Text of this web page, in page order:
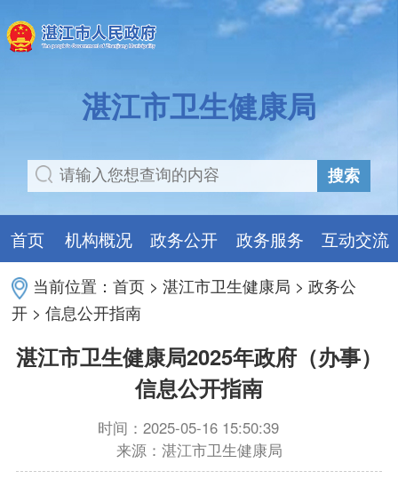
湛江市卫生健康局
搜索
首页 机构概况 政务公开 政务服务 互动交流
当前位置：首页 >湛江市卫生健康局 >政务公
开 >信息公开指南
湛江市卫生健康局2025年政府（办事）
信息公开指南
时间：2025-05-16 15:50:39
来源：湛江市卫生健康局